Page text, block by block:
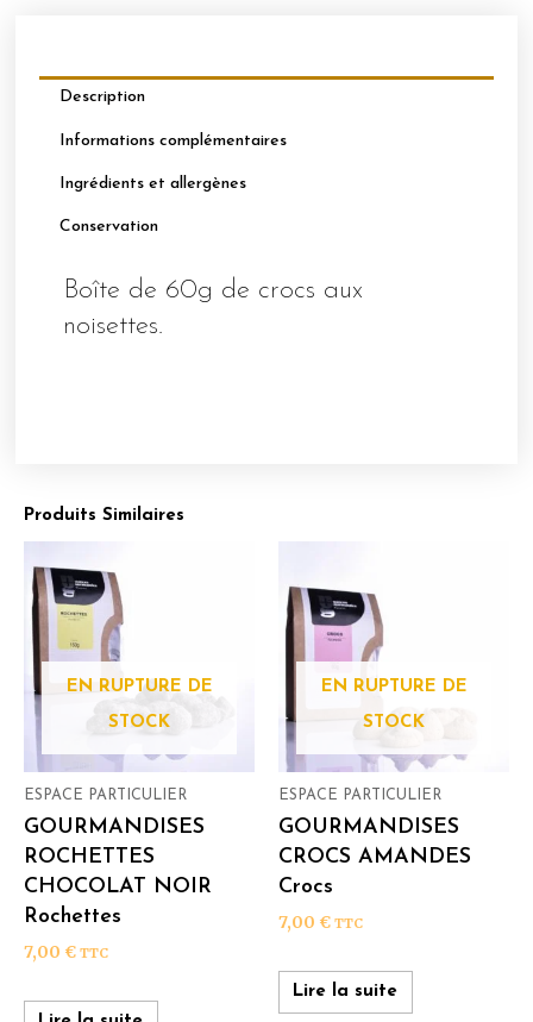
Description
Informations complémentaires
Ingrédients et allergènes
Conservation
Boîte de 60g de crocs aux
noisettes.
Produits Similaires
EN RUPTURE DE
STOCK
ESPACE PARTICULIER
GOURMANDISES
ROCHETTES
CHOCOLAT NOIR
Rochettes
7,00 € TTC
EN RUPTURE DE
STOCK
ESPACE PARTICULIER
GOURMANDISES
CROCS AMANDES
Crocs
7,00 € TTC
Lire la suite